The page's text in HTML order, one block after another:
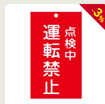
-
3
%